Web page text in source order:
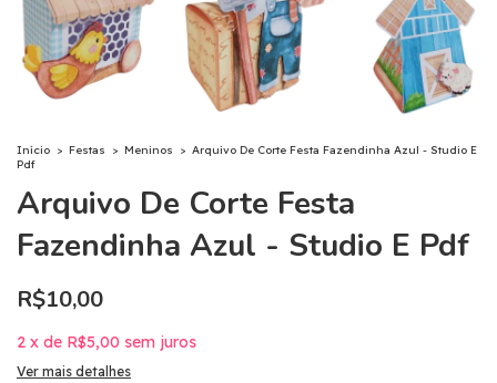
Início > Festas > Meninos > Arquivo De Corte Festa Fazendinha Azul - Studio E
Pdf
Arquivo De Corte Festa
Fazendinha Azul - Studio E Pdf
R$10,00
2 x de R$5,00 sem juros
Ver mais detalhes